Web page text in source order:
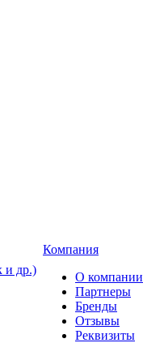
и др.)
Компания
О компании
Партнеры
Бренды
Отзывы
Реквизиты